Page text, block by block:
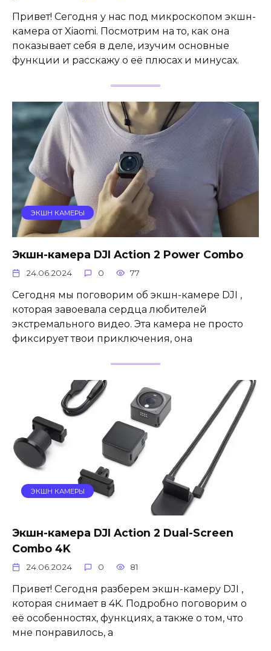
Привет! Сегодня у нас под микроскопом экшн-
камера от Xiaomi. Посмотрим на то, как она
показывает себя в деле, изучим основные
функции и расскажу о её плюсах и минусах.
ЭКШН КАМЕРЫ
Экшн-камера DJI Action 2 Power Combo
24.06.2024 0 77
Сегодня мы поговорим об экшн-камере DJI ,
которая завоевала сердца любителей
экстремального видео. Эта камера не просто
фиксирует твои приключения, она
ЭКШН КАМЕРЫ
Экшн-камера DJI Action 2 Dual-Screen
Combo 4K
24.06.2024 0 81
Привет! Сегодня разберем экшн-камеру DJI ,
которая снимает в 4K. Подробно поговорим о
её особенностях, функциях, а также о том, что
мне понравилось, а